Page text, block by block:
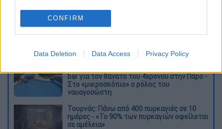
CONFIRM
Data Deletion Data Access Privacy Policy
Ιστορίας!
Ελισάβετ Κωνσταντινίδου στο ethnos.gr:
«Κάθε πόλεμος είναι ένας εμφύλιος, όλοι
bar για τον θάνατο του 4χρονου στην Πάρο -
Στο «μικροσκόπιο» ο ρόλος του
ναυαγοσώστη
Τουρνάς: Πάνω από 400 πυρκαγιές σε 10
ημέρες - «Το 90% των πυρκαγιών οφείλεται
σε αμέλεια»